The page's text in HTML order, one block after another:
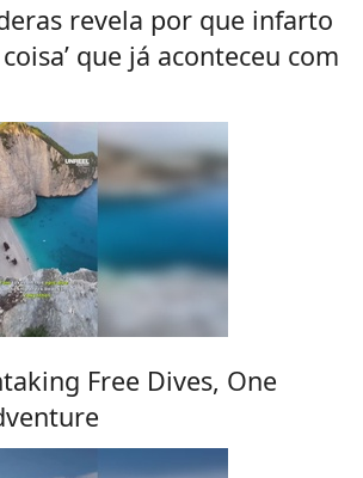
revela por que infarto
que já aconteceu com
Free Dives, One